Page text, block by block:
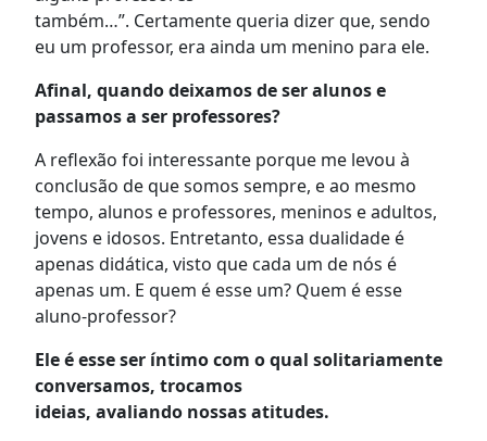
também…”. Certamentequeria dizerque, sendo
eu um professor, era ainda um menino para ele.
Afinal, quando deixamos de ser alunos e
passamos a ser professores?
A reflexão foi interessante porque me levou à
conclusão de que somos sempre, e ao mesmo
tempo, alunos e professores, meninos e adultos,
jovens e idosos. Entretanto, essa dualidade é
apenas didática, visto que cada um de nós é
apenas um. E quem é esse um? Quem é esse
aluno-professor?
Ele é esse ser íntimo com o qual solitariamente
conversamos, trocamos
ideias, avaliando nossas atitudes.